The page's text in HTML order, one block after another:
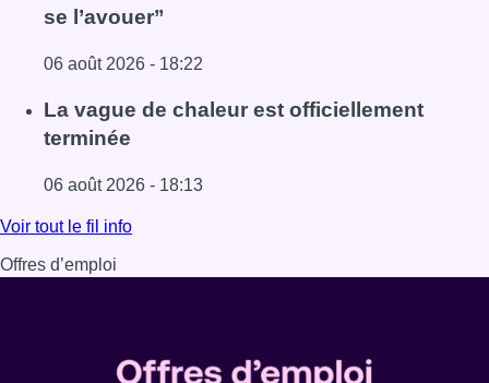
se l’avouer”
06 août 2026 - 18:22
Lire l'article À Bruxelles, le blocus s’invite dans des lieux
La vague de chaleur est officiellement
terminée
06 août 2026 - 18:13
Lire l'article La vague de chaleur est officiellement
Voir tout le fil info
Offres d’emploi